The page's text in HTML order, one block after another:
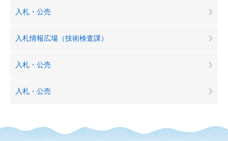
入札・公売
入札情報広場（技術検査課）
入札・公売
入札・公売